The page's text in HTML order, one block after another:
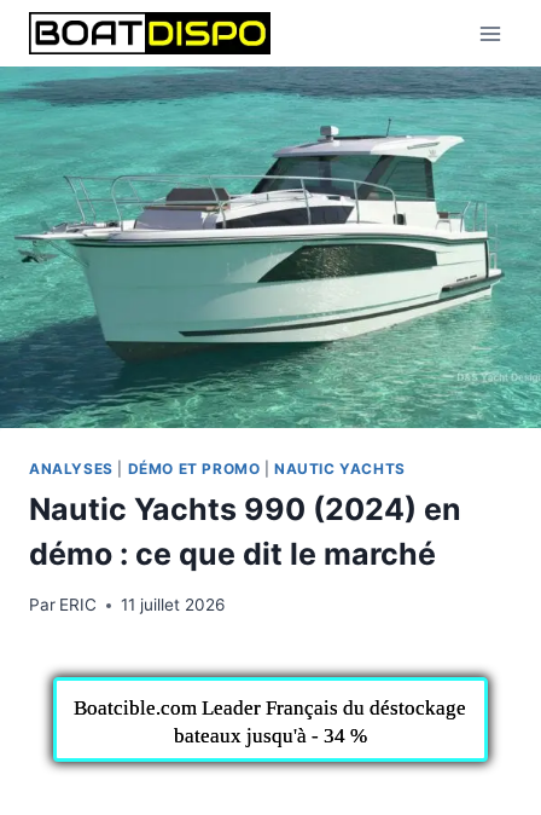
Aller
contenu
ANALYSES DÉMO ET PROMO |NAUTIC YACHTS
Nautic Yachts 990 (2024) en
démo : ce que dit le marché
Par ERIC 11 juillet 2026
Boatcible.com Leader Français du déstockage
bateaux jusqu'à - 34 %